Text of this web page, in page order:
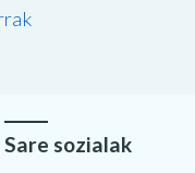
Sare sozialak